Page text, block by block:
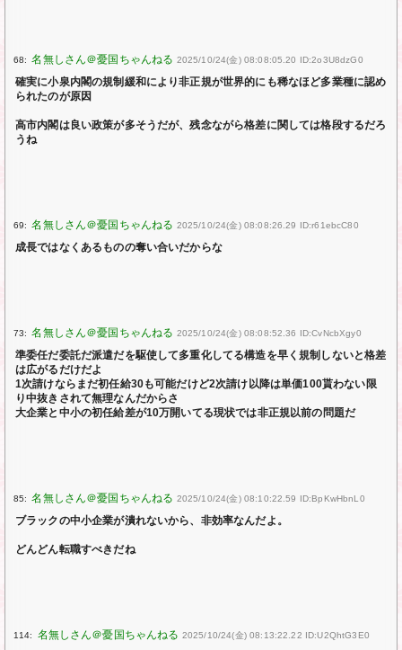
68: 2025/10/24(金) 08:08:05.20 ID:2o3U8dzG0
確実に小泉内閣の規制緩和により非正規が世界的にも稀なほど多業種に認め
られたのが原因
高市内閣は良い政策が多そうだが、残念ながら格差に関しては格段するだろ
うね
69: 2025/10/24(金) 08:08:26.29 ID:r61ebcC80
成長ではなくあるものの奪い合いだからな
73: 2025/10/24(金) 08:08:52.36 ID:CvNcbXgy0
準委任だ委託だ派遣だを駆使して多重化してる構造を早く規制しないと格差
は広がるだけだよ
1次請けならまだ初任給30も可能だけど2次請け以降は単価100貰わない限
り中抜きされて無理なんだからさ
大企業と中小の初任給差が10万開いてる現状では非正規以前の問題だ
85: 2025/10/24(金) 08:10:22.59 ID:BpKwHbnL0
ブラックの中小企業が潰れないから、非効率なんだよ。
どんどん転職すべきだね
114: 2025/10/24(金) 08:13:22.22 ID:U2QhtG3E0